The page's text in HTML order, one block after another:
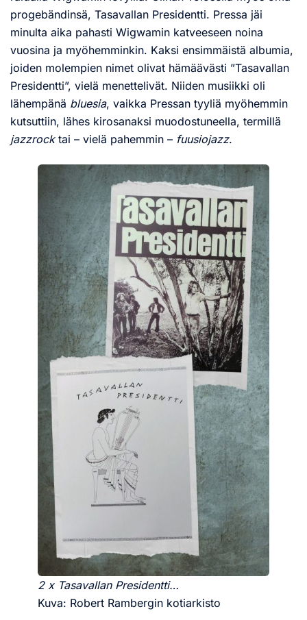
progebändinsä, Tasavallan Presidentti. Pressa jäi
minulta aika pahasti Wigwamin katveeseen noina
vuosina ja myöhemminkin. Kaksi ensimmäistä albumia,
joiden molempien nimet olivat hämäävästi ”Tasavallan
Presidentti”, vielä menettelivät. Niiden musiikki oli
lähempänä bluesia, vaikka Pressan tyyliä myöhemmin
kutsuttiin, lähes kirosanaksi muodostuneella, termillä
jazzrocktai – vielä pahemmin – fuusiojazz.
2 x Tasavallan Presidentti…
Kuva: Robert Rambergin kotiarkisto